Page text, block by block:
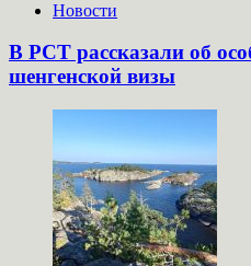
Новости
В РСТ рассказали об
шенгенской визы